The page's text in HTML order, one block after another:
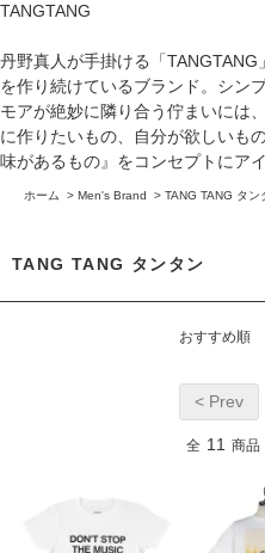
TANGTANG
丹野真人が手掛ける「
を作り続けているブランド。シン
モアが絶妙に隣り合う佇まいには
に作りたいもの、自分が欲しいも
味があるもの』をコンセプトにア
ホーム > Men's Brand > TANG TANG タン
TANG TANG タンタン
おすすめ順
< Prev
全 11 商品